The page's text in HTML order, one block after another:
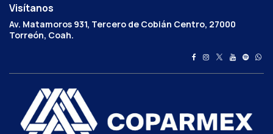
Visítanos
Av. Matamoros 931, Tercero de Cobián Centro, 27000
Torreón, Coah.